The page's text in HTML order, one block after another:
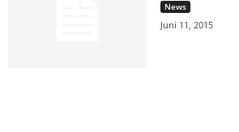
News
Juni 11, 2015